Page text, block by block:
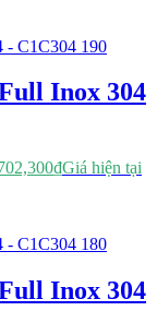
Inox 304
₫Giá hiện tại
Inox 304